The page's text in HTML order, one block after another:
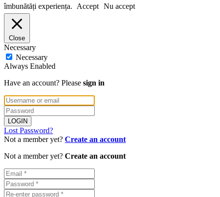
îmbunătăți experiența.
Accept Nu accept
Close
Necessary
Necessary
Always Enabled
Have an account? Please sign in
Lost Password?
Not a member yet? Create an account
Not a member yet? Create an account